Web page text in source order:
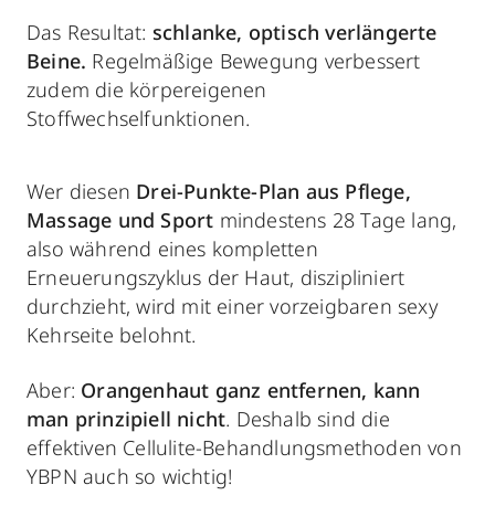
Das Resultat: schlanke, optisch verlängerte
Beine. Regelmäßige Bewegung verbessert
zudem die körpereigenen
Stoffwechselfunktionen.
Wer diesen Drei-Punkte-Plan aus Pflege,
Massage und Sport mindestens 28 Tage lang,
also während eines kompletten
Erneuerungszyklus der Haut, diszipliniert
durchzieht, wird mit einer vorzeigbaren sexy
Kehrseite belohnt.
Aber: Orangenhaut ganz entfernen, kann
man prinzipiell nicht. Deshalb sind die
effektiven Cellulite-Behandlungsmethoden von
YBPN auch so wichtig!